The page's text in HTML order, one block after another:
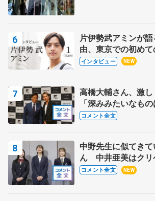
片伊勢武アミンが
由、東京での初め
目スケーターの「今
インタビュー NEW
高橋大輔さん、激
「深みみたいなも
る？」 〝兄さん〟
コメント全文
中野先生に似てき
ん 中井亜美はクリ
ャンプに 島田麻央
コメント全文 NEW